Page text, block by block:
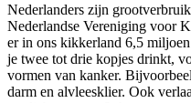
Nederlanders zijn
Nederlandse Vereniging voor
er in ons kikkerland 6,5
je twee tot drie kopjes drinkt,
vormen van kanker.
darm en alvleesklier. Ook